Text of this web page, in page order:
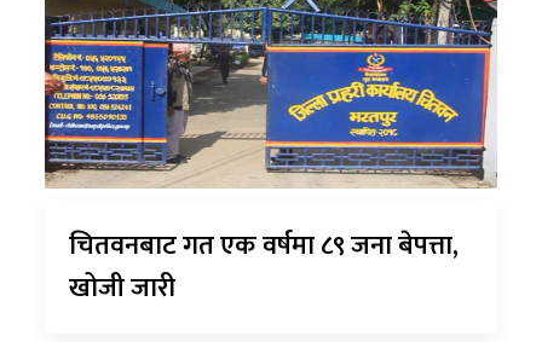
चितवनबाट गत एक वर्षमा ८९ जना बेपत्ता,
खोजी जारी